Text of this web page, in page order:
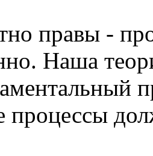
правы -
Наша
процессы